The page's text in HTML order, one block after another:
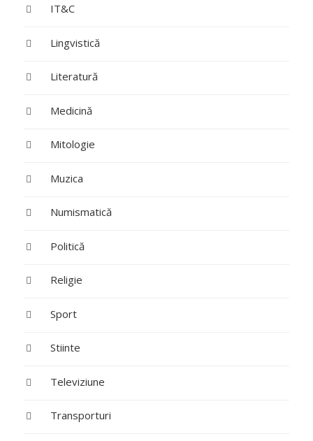
IT&C
Lingvistică
Literatură
Medicină
Mitologie
Muzica
Numismatică
Politică
Religie
Sport
Stiinte
Televiziune
Transporturi